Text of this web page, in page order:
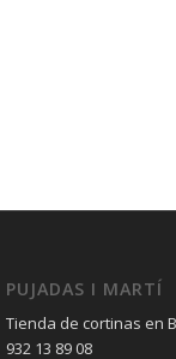
PUJADAS I MARTÍ
Tienda de cortinas en
932 13 89 08